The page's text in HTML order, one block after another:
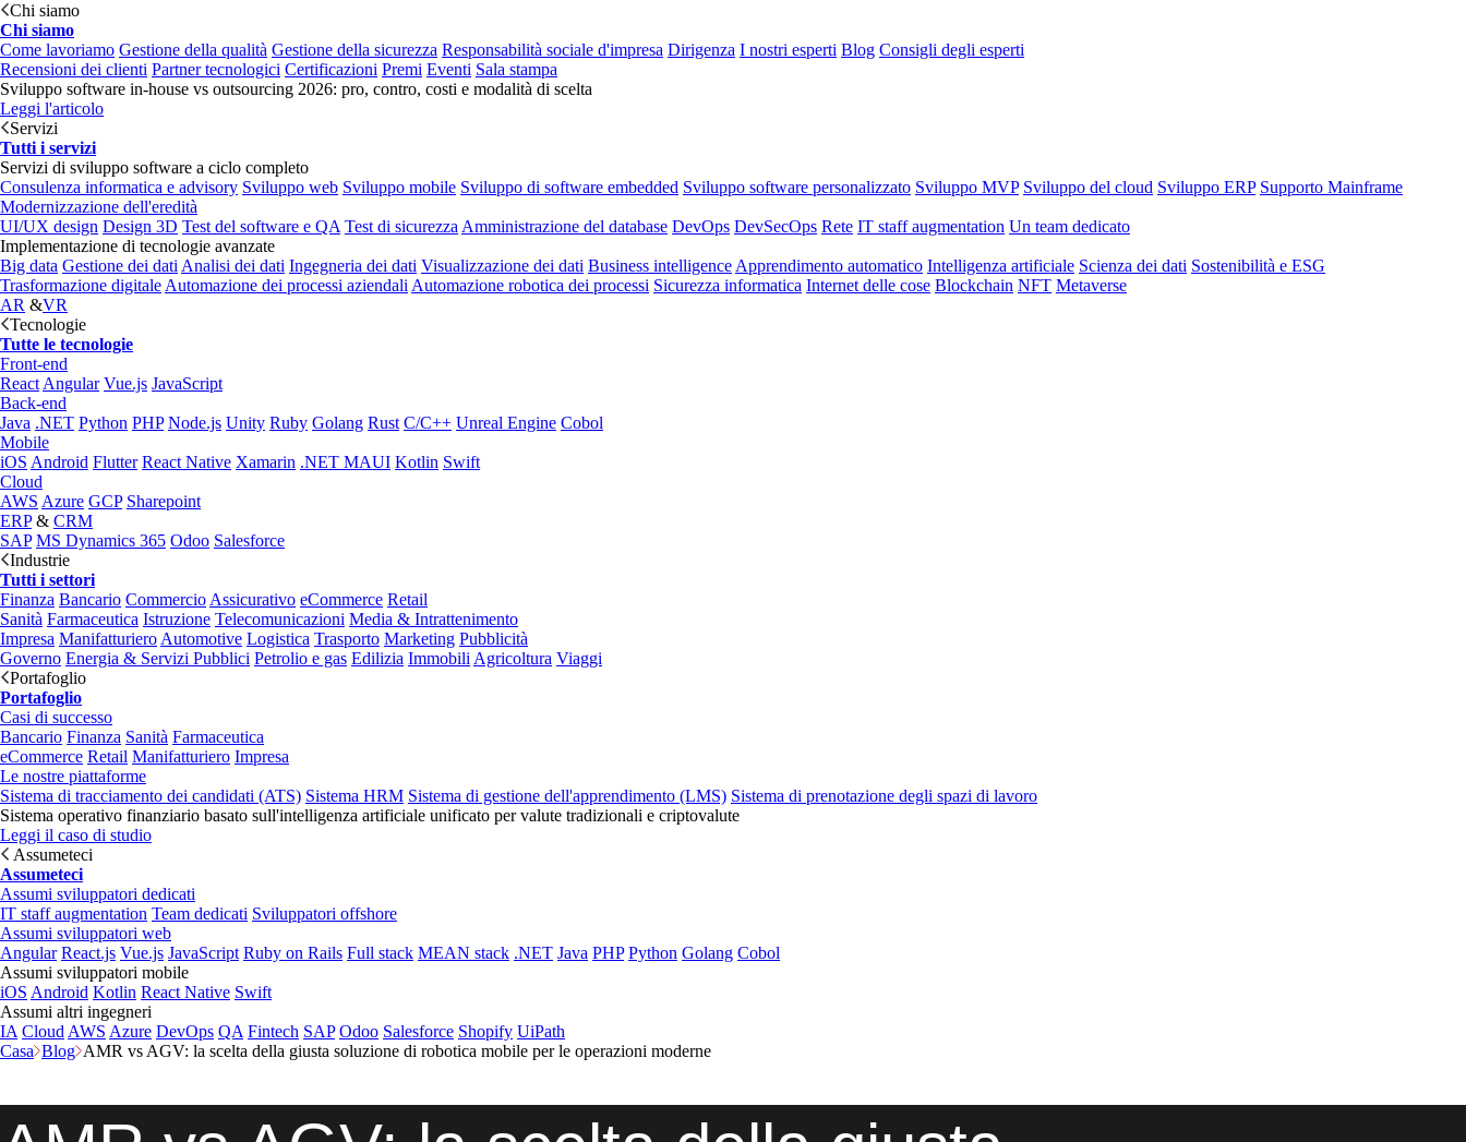
Chi siamo
Chi siamo
Come lavoriamo Gestione della qualità Gestione della sicurezza Responsabilità sociale d'impresa Dirigenza I nostri esperti Blog Consigli degli esperti
Recensioni dei clienti Partner tecnologici Certificazioni Premi Eventi Sala stampa
Sviluppo software in-house vs outsourcing 2026: pro, contro, costi e modalità di scelta
Leggi l'articolo
Servizi
Tutti i servizi
Servizi di sviluppo software a ciclo completo
Consulenza informatica e advisory Sviluppo web Sviluppo mobile Sviluppo di software embedded Sviluppo software personalizzato Sviluppo MVP Sviluppo del cloud Sviluppo ERP Supporto Mainframe
Modernizzazione dell'eredità
UI/UX design Design 3D Test del software e QA Test di sicurezza Amministrazione del database DevOps DevSecOps Rete IT staff augmentation Un team dedicato
Implementazione di tecnologie avanzate
Big data Gestione dei dati Analisi dei dati Ingegneria dei dati Visualizzazione dei dati Business intelligence Apprendimento automatico Intelligenza artificiale Scienza dei dati Sostenibilità e ESG
Trasformazione digitale Automazione dei processi aziendali Automazione robotica dei processi Sicurezza informatica Internet delle cose Blockchain NFT Metaverse
AR &VR
Tecnologie
Tutte le tecnologie
Front-end
React Angular Vue.js JavaScript
Back-end
Java .NET Python PHP Node.js Unity Ruby Golang Rust C/C++ Unreal Engine Cobol
Mobile
iOS Android Flutter React Native Xamarin .NET MAUI Kotlin Swift
Cloud
AWS Azure GCP Sharepoint
ERP& CRM
SAP MS Dynamics 365 Odoo Salesforce
Industrie
Tutti i settori
Finanza Bancario Commercio Assicurativo eCommerce Retail
Sanità Farmaceutica Istruzione Telecomunicazioni Media & Intrattenimento
Impresa Manifatturiero Automotive Logistica Trasporto Marketing Pubblicità
Governo Energia & Servizi Pubblici Petrolio e gas Edilizia Immobili Agricoltura Viaggi
Portafoglio
Portafoglio
Casi di successo
Bancario Finanza Sanità Farmaceutica
eCommerce Retail Manifatturiero Impresa
Le nostre piattaforme
Sistema di tracciamento dei candidati (ATS) Sistema HRM Sistema di gestione dell'apprendimento (LMS) Sistema di prenotazione degli spazi di lavoro
Sistema operativo finanziario basato sull'intelligenza artificiale unificato per valute tradizionali e criptovalute
Leggi il caso di studio
Assumeteci
Assumeteci
Assumi sviluppatori dedicati
IT staff augmentation Team dedicati Sviluppatori offshore
Assumi sviluppatori web
Angular React.js Vue.js JavaScript Ruby on Rails Full stack MEAN stack .NET Java PHP Python Golang Cobol
Assumi sviluppatori mobile
iOS Android Kotlin React Native Swift
Assumi altri ingegneri
IA Cloud AWS Azure DevOps QA Fintech SAP Odoo Salesforce Shopify UiPath
Casa Blog AMR vs AGV: la scelta della giusta soluzione di robotica mobile per le operazioni moderne